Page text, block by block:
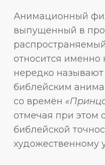
Анимационный
выпущенный в
относится именно
нередко
библейским
со времён
отмечая при этом
библейской
художественному